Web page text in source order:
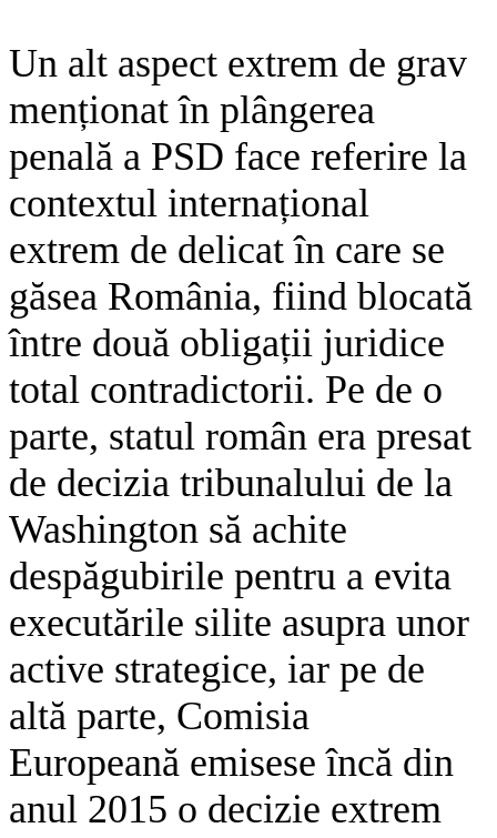
Un alt aspect extrem de grav
menționat în plângerea
penală a PSD face referire la
contextul internațional
extrem de delicat în care se
găsea România, fiind blocată
între două obligații juridice
total contradictorii. Pe de o
parte, statul român era presat
de decizia tribunalului de la
Washington să achite
despăgubirile pentru a evita
executările silite asupra unor
active strategice, iar pe de
altă parte, Comisia
Europeană emisese încă din
anul 2015 o decizie extrem